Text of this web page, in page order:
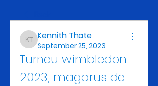
Kennith Thate
Kennith Thate
September 25, 2023
Turneu wimbledon
2023, magarus de